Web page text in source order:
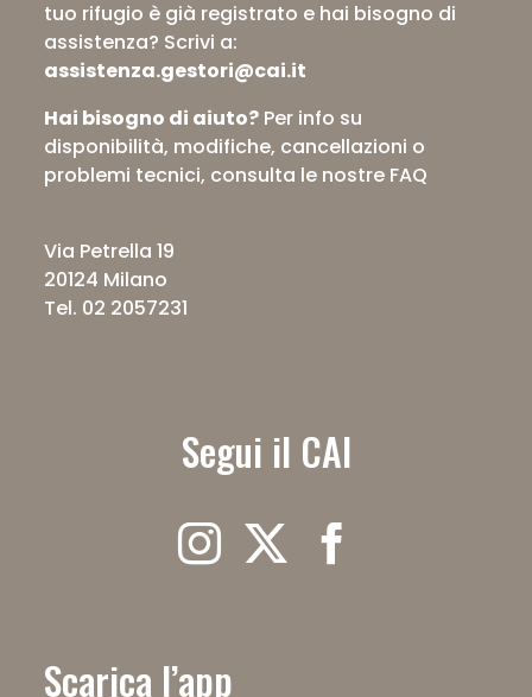
tuo rifugio è già registrato e hai bisogno di
assistenza? Scrivi a:
assistenza.gestori@cai.it
Hai bisogno di aiuto? Per info su
disponibilità, modifiche, cancellazioni o
problemi tecnici, consulta le nostre FAQ
Via Petrella 19
20124 Milano
Tel. 02 2057231
Segui il CAI
Scarica l’app